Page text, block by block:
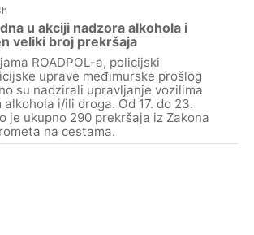
u akciji nadzora alkohola i
veliki broj prekršaja
ROADPOL-a, policijski
uprave međimurske prošlog
su nadzirali upravljanje vozilima
i/ili droga. Od 17. do 23.
je ukupno 290 prekršaja iz Zakona
na cestama.